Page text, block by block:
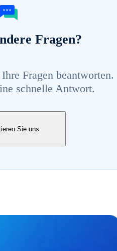
Fragen?
Fragen beantworten.
schnelle Antwort.
Sie uns